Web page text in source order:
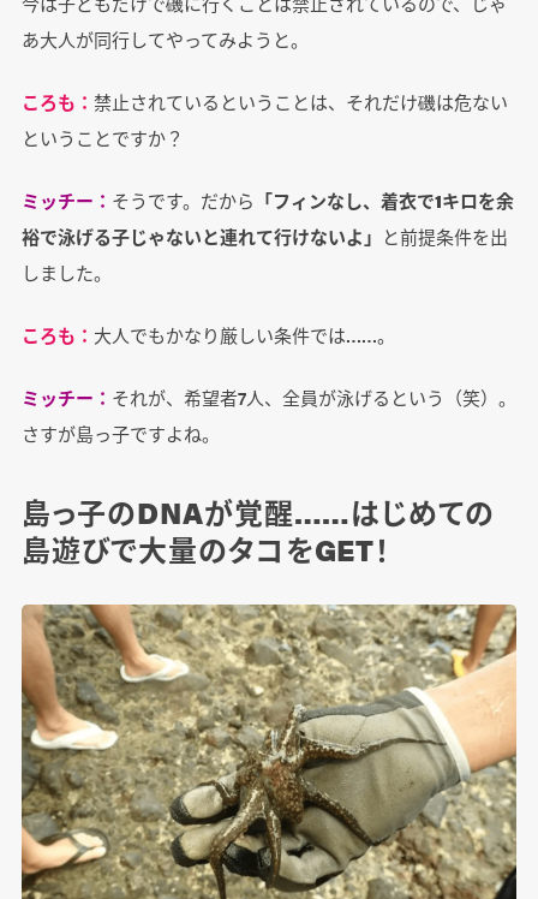
あ大人が同行してやってみようと。
ころも： 禁止されているということは、それだけ磯は危ない
ということですか？
ミッチー： そうです。だから 「フィンなし、着衣で1キロを余
裕で泳げる子じゃないと連れて行けないよ」 と前提条件を出
しました。
ころも： 大人でもかなり厳しい条件では……。
ミッチー： それが、希望者7人、全員が泳げるという（笑）。
さすが島っ子ですよね。
島っ子のDNAが覚醒……はじめての
島遊びで大量のタコをGET！